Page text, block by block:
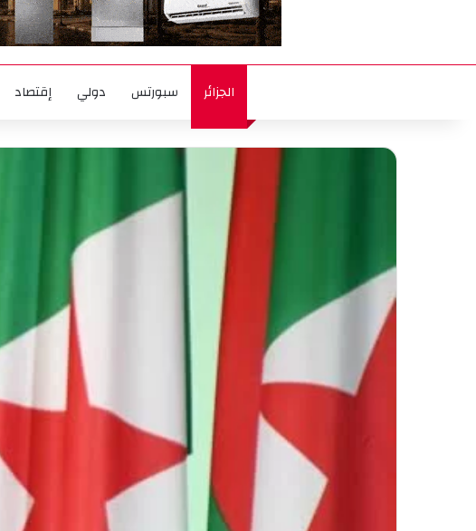
الجزائر سبورتس دولي إقتصاد